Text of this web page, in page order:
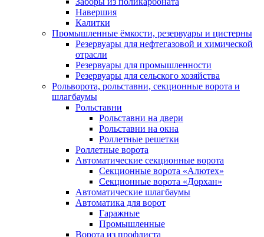
Навершия
Калитки
Промышленные ёмкости, резервуары и цистерны
Резервуары для нефтегазовой и химической
отрасли
Резервуары для промышленности
Резервуары для сельского хозяйства
Рольворота, рольставни, секционные ворота и
шлагбаумы
Рольставни
Рольставни на двери
Рольставни на окна
Роллетные решетки
Роллетные ворота
Автоматические секционные ворота
Секционные ворота «Алютех»
Секционные ворота «Дорхан»
Автоматические шлагбаумы
Автоматика для ворот
Гаражные
Промышленные
Ворота из профлиста